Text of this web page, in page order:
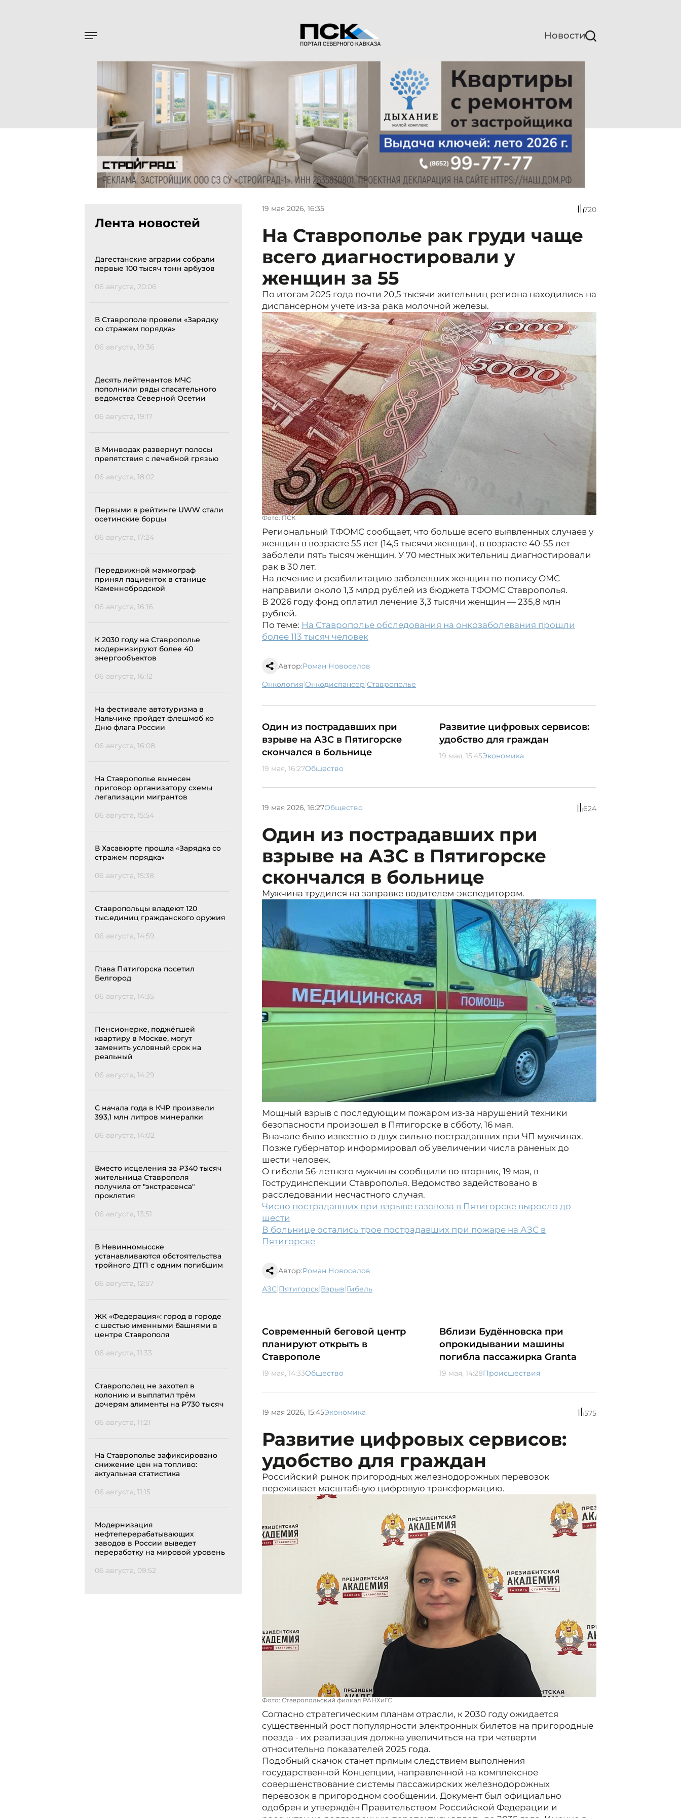
Новости
Лента новостей
Дагестанские аграрии собрали
первые 100 тысяч тонн арбузов
06 августа, 20:06
В Ставрополе провели «Зарядку
со стражем порядка»
06 августа, 19:36
Десять лейтенантов МЧС
пополнили ряды спасательного
ведомства Северной Осетии
06 августа, 19:17
В Минводах развернут полосы
препятствия с лечебной грязью
06 августа, 18:02
Первыми в рейтинге UWW стали
осетинские борцы
06 августа, 17:24
Передвижной маммограф
принял пациенток в станице
Каменнобродской
06 августа, 16:16
К 2030 году на Ставрополье
модернизируют более 40
энергообъектов
06 августа, 16:12
На фестивале автотуризма в
Нальчике пройдет флешмоб ко
Дню флага России
06 августа, 16:08
На Ставрополье вынесен
приговор организатору схемы
легализации мигрантов
06 августа, 15:54
В Хасавюрте прошла «Зарядка со
стражем порядка»
06 августа, 15:38
Ставропольцы владеют 120
тыс.единиц гражданского оружия
06 августа, 14:59
Глава Пятигорска посетил
Белгород
06 августа, 14:35
Пенсионерке, поджёгшей
квартиру в Москве, могут
заменить условный срок на
реальный
06 августа, 14:29
С начала года в КЧР произвели
393,1 млн литров минералки
06 августа, 14:02
Вместо исцеления за ₽340 тысяч
жительница Ставрополя
получила от "экстрасенса"
проклятия
06 августа, 13:51
В Невинномысске
устанавливаются обстоятельства
тройного ДТП с одним погибшим
06 августа, 12:57
ЖК «Федерация»: город в городе
с шестью именными башнями в
центре Ставрополя
06 августа, 11:33
Ставрополец не захотел в
колонию и выплатил трём
дочерям алименты на ₽730 тысяч
06 августа, 11:21
На Ставрополье зафиксировано
снижение цен на топливо:
актуальная статистика
06 августа, 11:15
Модернизация
нефтеперерабатывающих
заводов в России выведет
переработку на мировой уровень
06 августа, 09:52
19 мая 2026, 16:35 720
На Ставрополье рак груди чаще
всего диагностировали у
женщин за 55
По итогам 2025 года почти 20,5 тысячи жительниц региона находились на
диспансерном учете из-за рака молочной железы.
Фото: ПСК
Региональный ТФОМС сообщает, что больше всего выявленных случаев у
женщин в возрасте 55 лет (14,5 тысячи женщин), в возрасте 40-55 лет
заболели пять тысяч женщин. У 70 местных жительниц диагностировали
рак в 30 лет.
На лечение и реабилитацию заболевших женщин по полису ОМС
направили около 1,3 млрд рублей из бюджета ТФОМС Ставрополья.
В 2026 году фонд оплатил лечение 3,3 тысячи женщин — 235,8 млн
рублей.
По теме: На Ставрополье обследования на онкозаболевания прошли
более 113 тысяч человек
Автор:Роман Новоселов
онкология| онкодиспансер| Ставрополье
Один из пострадавших при
взрыве на АЗС в Пятигорске
скончался в больнице
19 мая, 16:27Общество
Развитие цифровых сервисов:
удобство для граждан
19 мая, 15:45Экономика
19 мая 2026, 16:27Общество 624
Один из пострадавших при
взрыве на АЗС в Пятигорске
скончался в больнице
Мужчина трудился на заправке водителем-экспедитором.
Мощный взрыв с последующим пожаром из-за нарушений техники
безопасности произошел в Пятигорске в сбботу, 16 мая.
Вначале было известно о двух сильно пострадавших при ЧП мужчинах.
Позже губернатор информировал об увеличении числа раненых до
шести человек.
О гибели 56-летнего мужчины сообщили во вторник, 19 мая, в
Гострудинспекции Ставрополья. Ведомство задействовано в
расследовании несчастного случая.
Число пострадавших при взрыве газовоза в Пятигорске выросло до
шести
В больнице остались трое пострадавших при пожаре на АЗС в
Пятигорске
Автор:Роман Новоселов
АЗС| Пятигорск| взрыв| гибель
Cовременный беговой центр
планируют открыть в
Ставрополе
19 мая, 14:33Общество
Вблизи Будённовска при
опрокидывании машины
погибла пассажирка Granta
19 мая, 14:28Происшествия
19 мая 2026, 15:45Экономика 575
Развитие цифровых сервисов:
удобство для граждан
Российский рынок пригородных железнодорожных перевозок
переживает масштабную цифровую трансформацию.
Фото: Ставропольский филиал РАНХиГС
Согласно стратегическим планам отрасли, к 2030 году ожидается
существенный рост популярности электронных билетов на пригородные
поезда - их реализация должна увеличиться на три четверти
относительно показателей 2025 года.
Подобный скачок станет прямым следствием выполнения
государственной Концепции, направленной на комплексное
совершенствование системы пассажирских железнодорожных
перевозок в пригородном сообщении. Документ был официально
одобрен и утверждён Правительством Российской Федерации и